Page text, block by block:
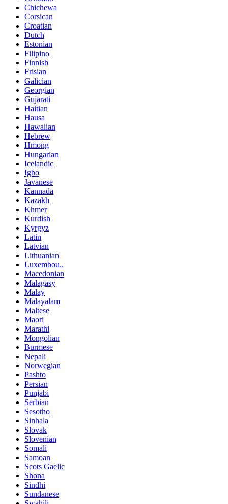
Chichewa
Corsican
Croatian
Dutch
Estonian
Filipino
Finnish
Frisian
Galician
Georgian
Gujarati
Haitian
Hausa
Hawaiian
Hebrew
Hmong
Hungarian
Icelandic
Igbo
Javanese
Kannada
Kazakh
Khmer
Kurdish
Kyrgyz
Latin
Latvian
Lithuanian
Luxembou..
Macedonian
Malagasy
Malay
Malayalam
Maltese
Maori
Marathi
Mongolian
Burmese
Nepali
Norwegian
Pashto
Persian
Punjabi
Serbian
Sesotho
Sinhala
Slovak
Slovenian
Somali
Samoan
Scots Gaelic
Shona
Sindhi
Sundanese